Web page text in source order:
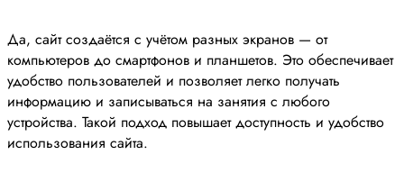
Да, сайт создаётся с учётом разных экранов — от
компьютеров до смартфонов и планшетов. Это обеспечивает
удобство пользователей и позволяет легко получать
информацию и записываться на занятия с любого
устройства. Такой подход повышает доступность и удобство
использования сайта.